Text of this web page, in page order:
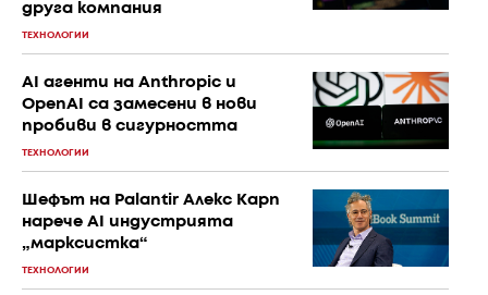
друга компания
ТЕХНОЛОГИИ
AI агенти на Anthropic и
OpenAI са замесени в нови
пробиви в сигурността
ТЕХНОЛОГИИ
Шефът на Palantir Алекс Карп
нарече AI индустрията
„марксистка“
ТЕХНОЛОГИИ